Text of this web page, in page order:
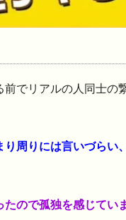
でリアルの人同士の
り周りには言いづらい
ので孤独を感じてい